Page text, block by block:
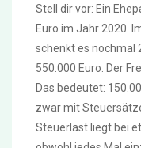
Stell dir vor: Ein
Euro im Jahr 2020.
schenkt es nochmal
550.000 Euro. Der
Das bedeutet:
zwar mit
Steuerlast liegt bei